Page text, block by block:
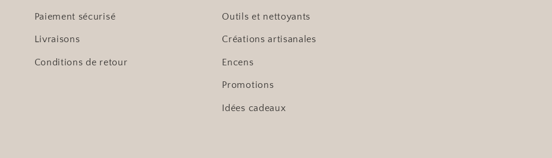
Paiement sécurisé
Livraisons
Conditions de retour
Outils et nettoyants
Créations artisanales
Encens
Promotions
Idées cadeaux